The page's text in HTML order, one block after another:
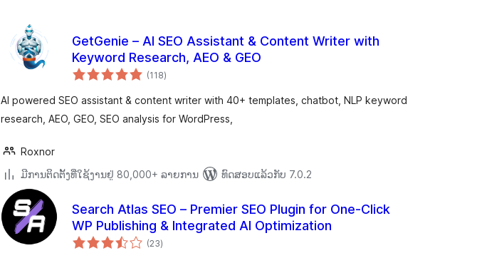
GetGenie – AI SEO Assistant & Content Writer with
Keyword Research, AEO & GEO
(118ຄະແນນ
ທັງໝົດ
)
AI powered SEO assistant & content writer with 40+ templates, chatbot, NLP keyword
research, AEO, GEO, SEO analysis for WordPress,
Roxnor
ມີການຕິດຕັ້ງທີ່ໃຊ້ງານຢູ່ 80,000+ ລາຍການ
ທົດສອບແລ້ວກັບ 7.0.2
Search Atlas SEO – Premier SEO Plugin for One-Click
WP Publishing & Integrated AI Optimization
(23ຄະແນນ
ທັງໝົດ
)